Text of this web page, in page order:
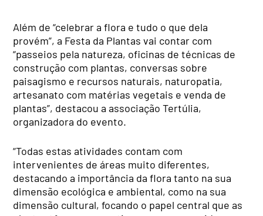
Além de “celebrar a flora e tudo o que dela
provém”, a Festa da Plantas vai contar com
“passeios pela natureza, oficinas de técnicas de
construção com plantas, conversas sobre
paisagismo e recursos naturais, naturopatia,
artesanato com matérias vegetais e venda de
plantas”, destacou a associação Tertúlia,
organizadora do evento.
“Todas estas atividades contam com
intervenientes de áreas muito diferentes,
destacando a importância da flora tanto na sua
dimensão ecológica e ambiental, como na sua
dimensão cultural, focando o papel central que as